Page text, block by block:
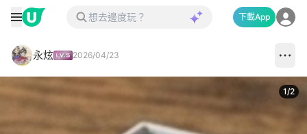
下載App
永炫 2026/04/23
1/2